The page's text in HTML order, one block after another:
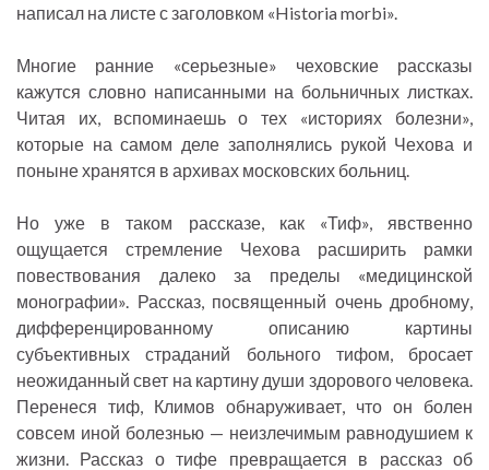
написал на листе с заголовком «Historia morbi».
Многие ранние «серьезные» чеховские рассказы
кажутся словно написанными на больничных листках.
Читая их, вспоминаешь о тех «историях болезни»,
которые на самом деле заполнялись рукой Чехова и
поныне хранятся в архивах московских больниц.
Но уже в таком рассказе, как «Тиф», явственно
ощущается стремление Чехова расширить рамки
повествования далеко за пределы «медицинской
монографии». Рассказ, посвященный очень дробному,
дифференцированному описанию картины
субъективных страданий больного тифом, бросает
неожиданный свет на картину души здорового человека.
Перенеся тиф, Климов обнаруживает, что он болен
совсем иной болезнью — неизлечимым равнодушием к
жизни. Рассказ о тифе превращается в рассказ об